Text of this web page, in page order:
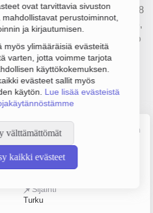
ovat tarvittavia sivuston
perustoiminnot,
ja kirjautumisen.
myös ylimääräisiä evästeitä
varten, jotta voimme tarjota
käyttökokemuksen.
evästeet sallit myös
käytön. Lue lisää evästeistä
välttämättömät
kaikki evästeet
on 193 000 €, tulos 48
päätoimiala on Kiinteistönhoito,
Turku. Yrityksen yhtiömuoto
Päättäjätiedot
Lähde: YTJ, PRH, Traficom
Henkilöstömäärä
0–4
Sijainti
Turku